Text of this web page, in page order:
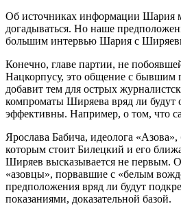
Об источниках информации Шария
догадываться. Но наше
большим интервью Шария с
Конечно, главе партии, не
Нацкорпусу, это общение с бывшим
добавит тем для острых
компроматы Ширяева вряд ли будут
эффективны. Например, о том, что
Ярослава Бабича, идеолога
которым стоит Билецкий и его
Ширяев высказывается не первым.
«азовцы», порвавшие с «белым
предположения вряд ли будут
показаниями, доказательной базой.